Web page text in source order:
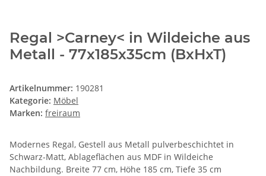
Regal >Carney< in Wildeiche aus
Metall - 77x185x35cm (BxHxT)
Artikelnummer: 190281
Kategorie: Möbel
Marken: freiraum
Modernes Regal, Gestell aus Metall pulverbeschichtet in
Schwarz-Matt, Ablageflächen aus MDF in Wildeiche
Nachbildung. Breite 77 cm, Höhe 185 cm, Tiefe 35 cm